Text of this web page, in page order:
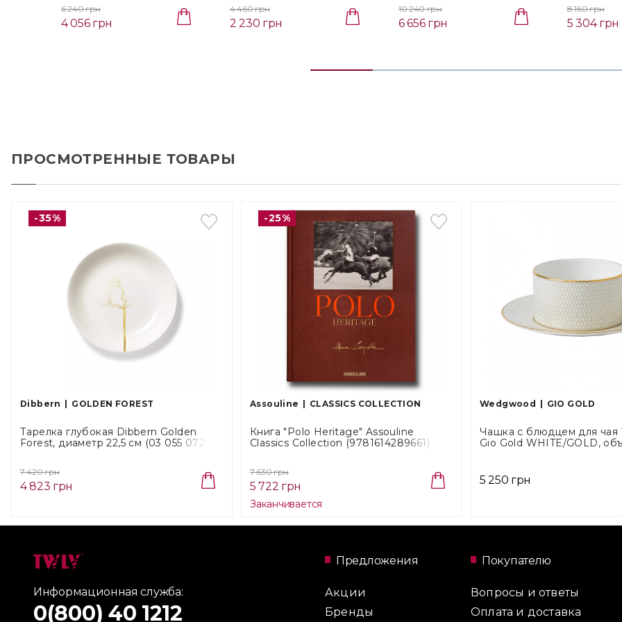
6 240 грн
4 056 грн
4 460 грн
2 230 грн
10 240 грн
6 656 грн
8 160 грн
5 304 грн
ПРОСМОТРЕННЫЕ ТОВАРЫ
-35%
Dibbern GOLDEN FOREST
Тарелка глубокая Dibbern Golden
Forest, диаметр 22,5 см (03 055 072
7 420 грн
4 823 грн
-25%
Assouline CLASSICS COLLECTION
Книга "Polo Heritage" Assouline
Classics Collection (9781614289661)
7 630 грн
5 722 грн
Заканчивается
Wedgwood GIO GOLD
Чашка с блюдцем для чая
Gio Gold WHITE/GOLD,
5 250 грн
Информационная служба:
0(800) 40 1212
Предложения
Акции
Бренды
Покупателю
Вопросы и ответы
Оплата и доставка